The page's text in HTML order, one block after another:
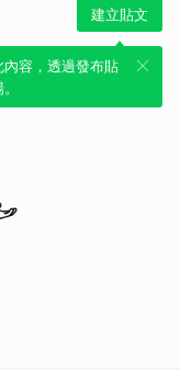
建立貼文
容，透過發布貼